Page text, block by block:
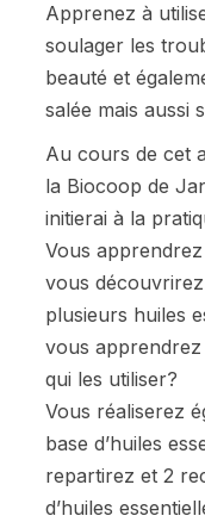
Apprenez à
soulager les
beauté et
salée mais aussi
Au cours de cet
la Biocoop de
initierai à la
Vous apprendrez
vous
plusieurs huiles
vous
qui les utiliser?
Vous réaliserez
base d’huiles
repartirez et 2
d’huiles